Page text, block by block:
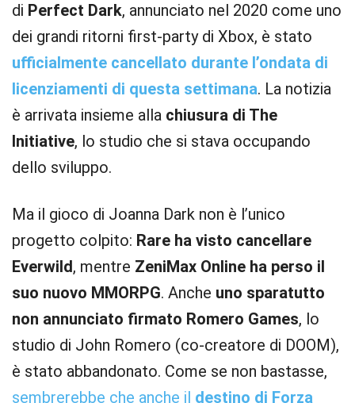
di Perfect Dark, annunciato nel 2020 come uno
dei grandi ritorni first-party di Xbox, è stato
ufficialmente cancellato durante l’ondata di
licenziamenti di questa settimana. La notizia
è arrivata insieme alla chiusura di The
Initiative, lo studio che si stava occupando
dello sviluppo.
Ma il gioco di Joanna Dark non è l’unico
progetto colpito: Rare ha visto cancellare
Everwild, mentre ZeniMax Online ha perso il
suo nuovo MMORPG. Anche uno sparatutto
non annunciato firmato Romero Games, lo
studio di John Romero (co-creatore di DOOM),
è stato abbandonato. Come se non bastasse,
sembrerebbe che anche il destino di Forza